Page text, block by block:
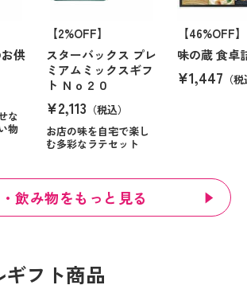
供
な
物
【2%OFF】
スターバックス プレ
ミアムミックスギフ
ト Ｎｏ２０
¥2,113 （税込）
お店の味を自宅で楽し
む多彩なラテセット
【46%OFF】
味の蔵 食卓
¥1,447 （
飲み物をもっと見る
フト商品